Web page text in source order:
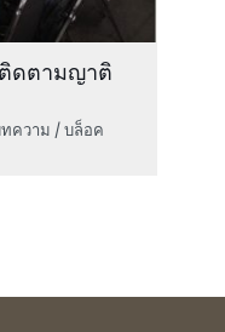
ดตามญาติ
ความ / บล็อค